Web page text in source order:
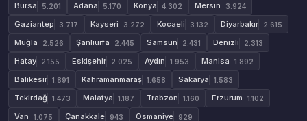
Bursa 5.201 Adana 5.170 Konya 4.302 Mersin 3.924
Gaziantep 3.717 Kayseri 3.272 Kocaeli 3.132 Diyarbakır 2.615
Muğla 2.526 Şanlıurfa 2.445 Samsun 2.431 Denizli 2.313
Hatay 2.155 Eskişehir 2.025 Aydın 1.953 Manisa 1.892
Balıkesir 1.891 Kahramanmaraş 1.658 Sakarya 1.583
Tekirdağ 1.473 Malatya 1.187 Trabzon 1.160 Erzurum 1.102
Van 1.075 Çanakkale 943 Osmaniye 929